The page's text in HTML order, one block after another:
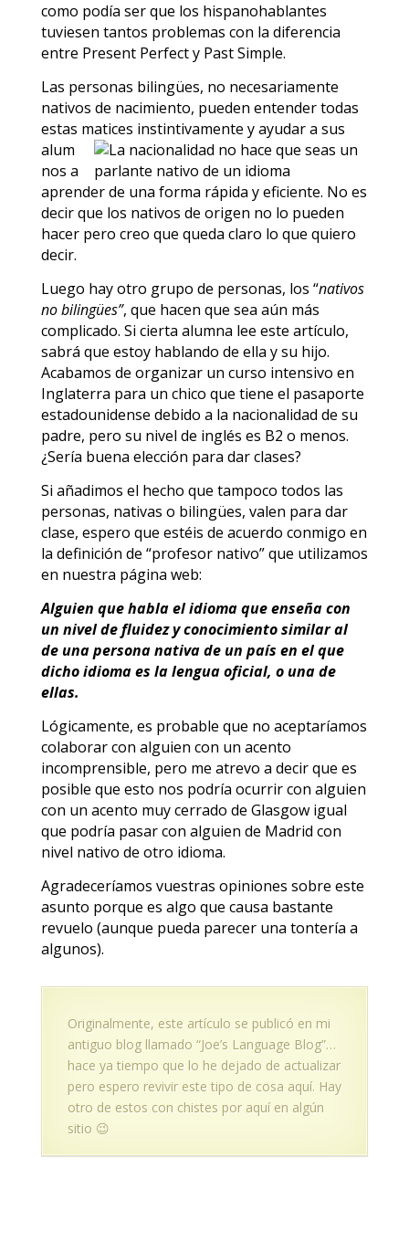
como podía ser que los hispanohablantes
tuviesen tantos problemas con la diferencia
entre Present Perfect y Past Simple.
Las personas bilingües, no necesariamente
nativos de nacimiento, pueden entender todas
estas matices instintivamente y ayudar a sus
alum
nos a
aprender de una forma rápida y eficiente. No es
decir que los nativos de origen no lo pueden
hacer pero creo que queda claro lo que quiero
decir.
Luego hay otro grupo de personas, los “nativos
no bilingües”, que hacen que sea aún más
complicado. Si cierta alumna lee este artículo,
sabrá que estoy hablando de ella y su hijo.
Acabamos de organizar un curso intensivo en
Inglaterra para un chico que tiene el pasaporte
estadounidense debido a la nacionalidad de su
padre, pero su nivel de inglés es B2 o menos.
¿Sería buena elección para dar clases?
Si añadimos el hecho que tampoco todos las
personas, nativas o bilingües, valen para dar
clase, espero que estéis de acuerdo conmigo en
la definición de “profesor nativo” que utilizamos
en nuestra página web:
Alguien que habla el idioma que enseña con
un nivel de fluidez y conocimiento similar al
de una persona nativa de un país en el que
dicho idioma es la lengua oficial, o una de
ellas.
Lógicamente, es probable que no aceptaríamos
colaborar con alguien con un acento
incomprensible, pero me atrevo a decir que es
posible que esto nos podría ocurrir con alguien
con un acento muy cerrado de Glasgow igual
que podría pasar con alguien de Madrid con
nivel nativo de otro idioma.
Agradeceríamos vuestras opiniones sobre este
asunto porque es algo que causa bastante
revuelo (aunque pueda parecer una tontería a
algunos).
Originalmente, este artículo se publicó en mi
antiguo blog llamado “Joe’s Language Blog”…
hace ya tiempo que lo he dejado de actualizar
pero espero revivir este tipo de cosa aquí. Hay
otro de estos con chistes por aquí en algún
sitio 😉